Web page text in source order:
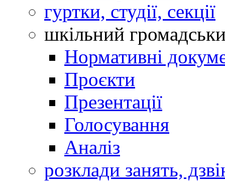
гуртки, студії, секції
шкільний
Нормативні
Проєкти
Презентації
Голосування
Аналіз
розклади занять,